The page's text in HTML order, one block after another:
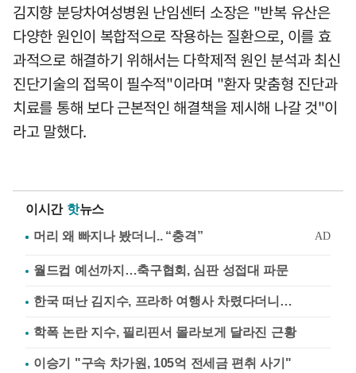
김지향 분당차여성병원 난임센터 소장은 "반복 유산은
다양한 원인이 복합적으로 작용하는 질환으로, 이를 효
과적으로 해결하기 위해서는 다학제적 원인 분석과 최신
진단기술의 접목이 필수적"이라며 "환자 맞춤형 진단과
치료를 통해 보다 근본적인 해결책을 제시해 나갈 것"이
라고 말했다.
이시간 핫뉴스
월드컵 예선까지…축구협회, 심판 성접대 파문
한국 떠난 김지수, 프라하 여행사 차렸다더니…
학폭 논란 지수, 필리핀서 몰라보게 달라진 근황
이승기 "구속 차가원, 105억 전세금 편취 사기"